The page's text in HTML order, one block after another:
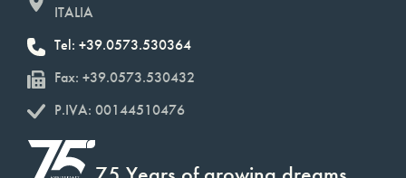
ITALIA
Tel: +39.0573.530364
Fax: +39.0573.530432
P.IVA: 00144510476